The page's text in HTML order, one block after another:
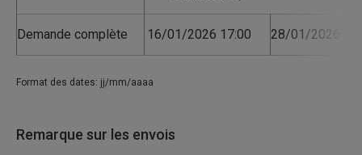
Demande complète 16/01/2026 17:00 28/01/2026
Format des dates: jj/mm/aaaa
Remarque sur les envois